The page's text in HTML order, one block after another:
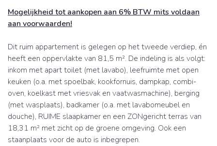
Mogelijkheid tot aankopen aan 6% BTW mits voldaan
aan voorwaarden!
Dit ruim appartement is gelegen op het tweede verdiep, én
heeft een oppervlakte van 81,5 m². De indeling is als volgt:
inkom met apart toilet (met lavabo), leefruimte met open
keuken (o.a. met spoelbak, kookfornuis, dampkap, combi-
oven, koelkast met vriesvak en vaatwasmachine), berging
(met wasplaats), badkamer (o.a. met lavabomeubel en
douche), RUIME slaapkamer en een ZONgericht terras van
18,31 m² met zicht op de groene omgeving. Ook een
staanplaats voor de auto is inbegrepen.